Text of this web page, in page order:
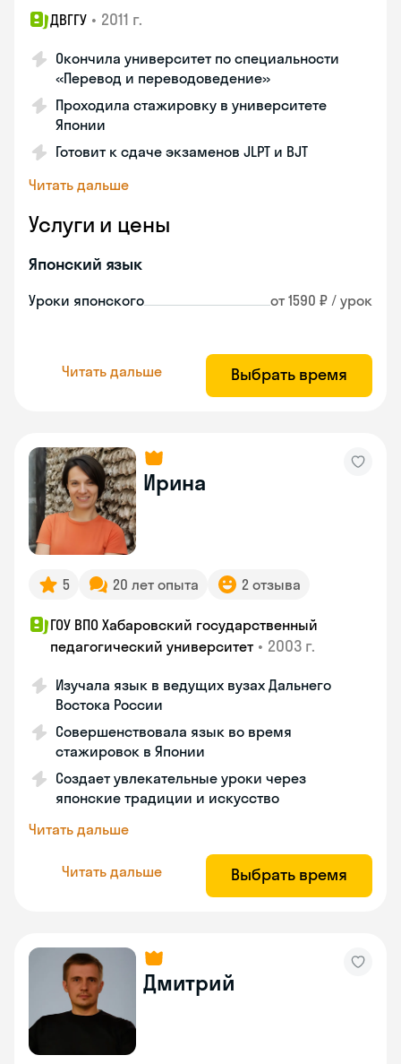
ДВГГУ • 2011 г.
Окончила университет по специальности
«Перевод и переводоведение»
Проходила стажировку в университете
Японии
Готовит к сдаче экзаменов JLPT и BJT
Читать дальше
Услуги и цены
Японский язык
Уроки японского от 1590 ₽ / урок
Читать дальше Выбрать время
Ирина
5 20 лет опыта 2 отзыва
ГОУ ВПО Хабаровский государственный
педагогический университет • 2003 г.
Изучала язык в ведущих вузах Дальнего
Востока России
Совершенствовала язык во время
стажировок в Японии
Создает увлекательные уроки через
японские традиции и искусство
Читать дальше
Читать дальше Выбрать время
Дмитрий